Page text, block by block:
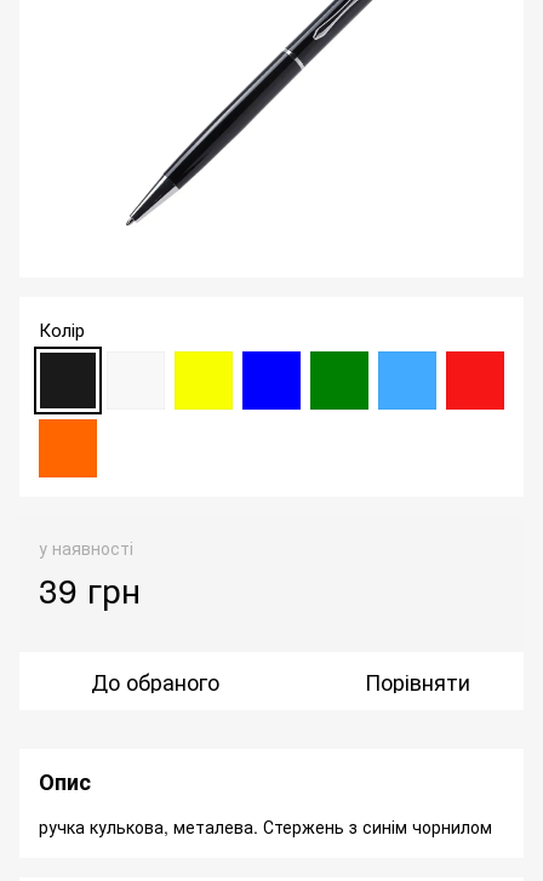
Колір
у наявності
39 грн
До обраного Порівняти
Опис
ручка кулькова, металева. Стержень з синім чорнилом